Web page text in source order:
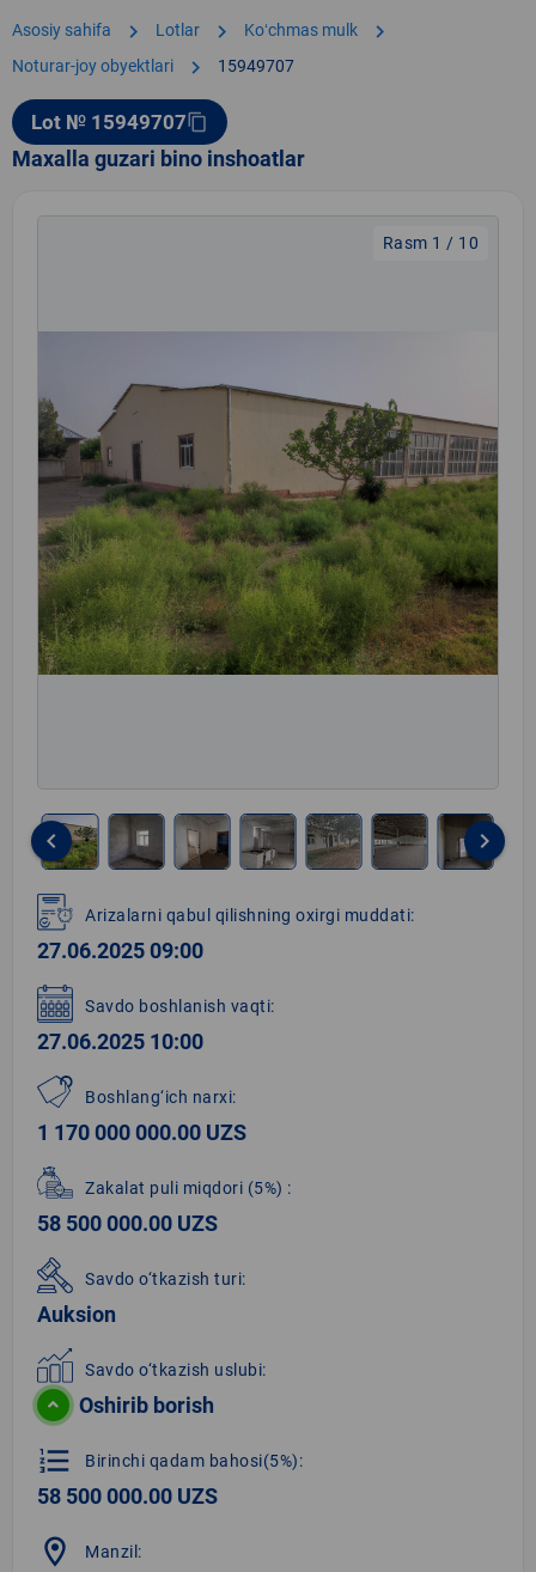
Asosiy sahifa chevron_right Lotlar chevron_right Koʻchmas mulk chevron_right
Noturar-joy obyektlari chevron_right 15949707
Lot № 15949707content_copy
Maxalla guzari bino inshoatlar
Rasm 1 / 10
1
of
10
keyboard_arrow_left keyboard_arrow_right
Arizalarni qabul qilishning oxirgi muddati:
27.06.2025 09:00
Savdo boshlanish vaqti:
27.06.2025 10:00
Boshlang‘ich narxi:
1 170 000 000.00 UZS
Zakalat puli miqdori (5%) :
58 500 000.00 UZS
Savdo o‘tkazish turi:
Auksion
Savdo o‘tkazish uslubi:
Oshirib borish
format_list_numbered Birinchi qadam bahosi(5%):
58 500 000.00 UZS
location_on Manzil: